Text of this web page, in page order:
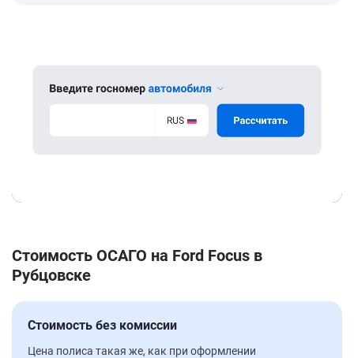
Стоимость ОСАГО на Ford Focus в
Рубцовске
Стоимость без комиссии
Цена полиса такая же, как при оформлении